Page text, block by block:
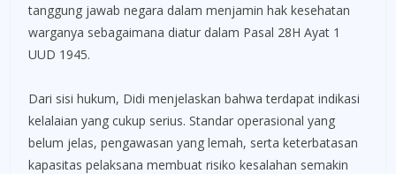
tanggung jawab negara dalam menjamin hak kesehatan
warganya sebagaimana diatur dalam Pasal 28H Ayat 1
UUD 1945.
Dari sisi hukum, Didi menjelaskan bahwa terdapat indikasi
kelalaian yang cukup serius. Standar operasional yang
belum jelas, pengawasan yang lemah, serta keterbatasan
kapasitas pelaksana membuat risiko kesalahan semakin